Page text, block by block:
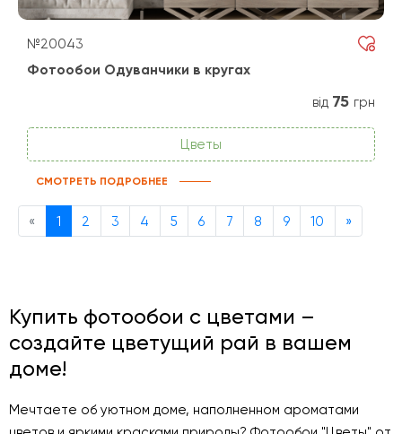
№20043
Фотообои Одуванчики в кругах
від 75 грн
Цветы
СМОТРЕТЬ ПОДРОБНЕЕ
« Previous
1 2 3 4 5 6 7 8 9 10 »Next
Купить фотообои с цветами –
создайте цветущий рай в вашем
доме!
Мечтаете об уютном доме, наполненном ароматами